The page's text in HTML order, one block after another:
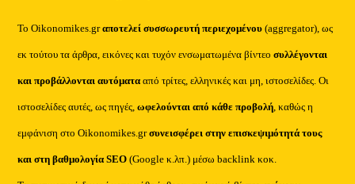
Το Oikonomikes.grαποτελεί συσσωρευτή περιεχομένου (aggregator), ως
εκ τούτου τα άρθρα, εικόνες και τυχόν ενσωματωμένα βίντεοσυλλέγονται
και προβάλλονται αυτόματααπό τρίτες, ελληνικές και μη, ιστοσελίδες. Οι
ιστοσελίδες αυτές, ως πηγές,ωφελούνται από κάθε προβολή, καθώς η
εμφάνιση στο Oikonomikes.grσυνεισφέρει στην επισκεψιμότητά τους
και στη βαθμολογία SEO (Google κ.λπ.) μέσω backlink κοκ.